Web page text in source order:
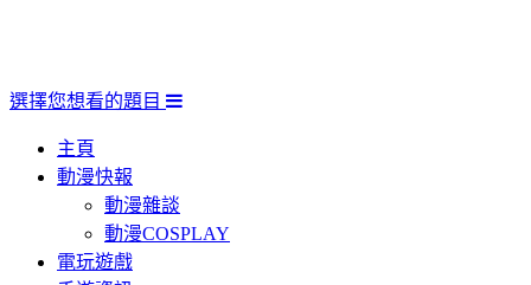
選擇您想看的題目
主頁
動漫快報
動漫雜談
動漫COSPLAY
電玩遊戲